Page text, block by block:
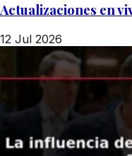
Actualizaciones en
12 Jul 2026